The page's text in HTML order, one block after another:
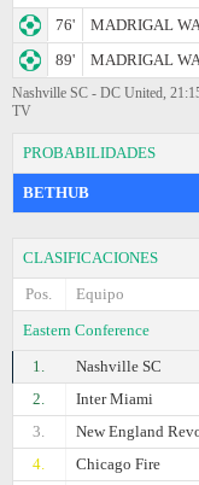
76'
MADRIGAL
89'
MADRIGAL
Nashville SC - DC United,
TV
PROBABILIDADES
BETHUB
CLASIFICACIONES
Pos.
Equipo
Eastern Conference
1.
Nashville SC
2.
Inter Miami
3.
New England
4.
Chicago Fire